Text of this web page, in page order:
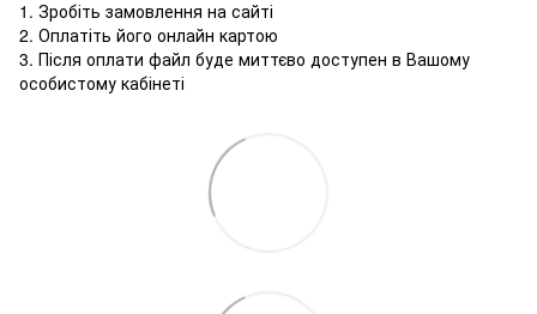
1. Зробіть замовлення на сайті
2. Оплатіть його онлайн картою
3. Після оплати файл буде миттєво доступен в Вашому
особистому кабінеті